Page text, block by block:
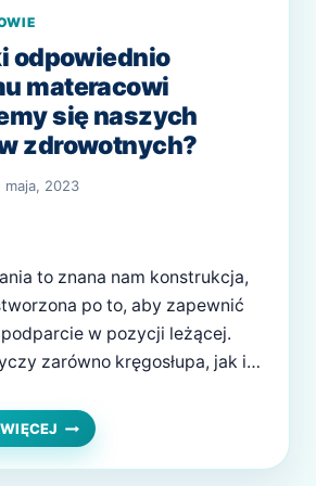
odpowiednio
materacowi
się naszych
zdrowotnych?
maja, 2023
to znana nam konstrukcja,
po to, aby zapewnić
podparcie w pozycji leżącej.
zarówno kręgosłupa, jak i
wiele różnych modeli, w tym
które są szczególnie
zmagającym się z
CZY
DZIĘKI
ODPOWIEDNIO